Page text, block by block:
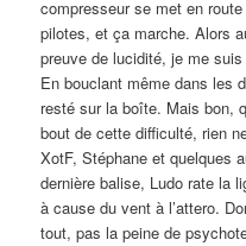
compresseur se met en
pilotes, et ça marche. Alors
preuve de lucidité, je me
En bouclant même dans les
resté sur la boîte. Mais bon,
bout de cette difficulté, rien
XotF, Stéphane et quelques
dernière balise, Ludo rate la
à cause du vent à l’attero.
tout, pas la peine de